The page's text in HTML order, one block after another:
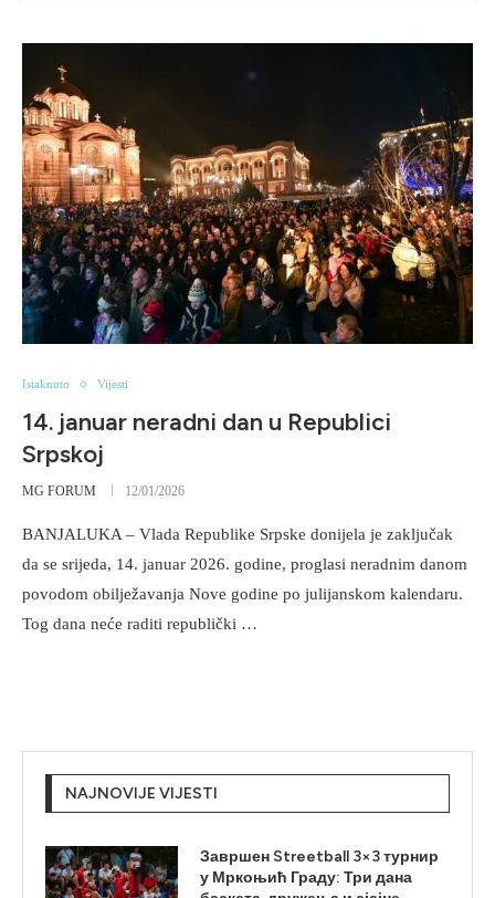
Istaknuto Vijesti
14. januar neradni dan u Republici
Srpskoj
MG FORUM 12/01/2026
BANJALUKA – Vlada Republike Srpske donijela je zaključak
da se srijeda, 14. januar 2026. godine, proglasi neradnim danom
povodom obilježavanja Nove godine po julijanskom kalendaru.
Tog dana neće raditi republički …
NAJNOVIJE VIJESTI
Завршен Streetball 3×3 турнир
у Мркоњић Граду: Три дана